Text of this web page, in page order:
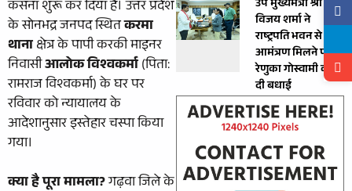
कसना शुरू कर दिया है। उत्तर प्रदेश
के सोनभद्र जनपद स्थितकरमा
थानाक्षेत्र के पापी करकी माइनर
निवासीआलोक विश्वकर्मा(पिता:
रामराज विश्वकर्मा) के घर पर
रविवार को न्यायालय के
आदेशानुसार इस्तेहार चस्पा किया
गया।
क्या है पूरा मामला?गढ़वा जिले के
उप मुख्यमंत्री श्री
विजय शर्मा ने
राष्ट्रपति भवन से
आमंत्रण मिलने पर
रेणुका गोस्वामी को
दी बधाई